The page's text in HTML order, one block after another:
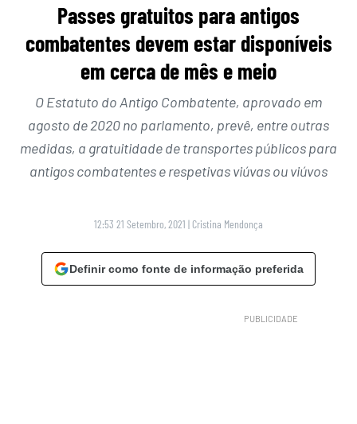
Passes gratuitos para antigos
combatentes devem estar disponíveis
em cerca de mês e meio
O Estatuto do Antigo Combatente, aprovado em
agosto de 2020 no parlamento, prevê, entre outras
medidas, a gratuitidade de transportes públicos para
antigos combatentes e respetivas viúvas ou viúvos
12:53 21 Setembro, 2021 | Cristina Mendonça
Definir como fonte de informação preferida